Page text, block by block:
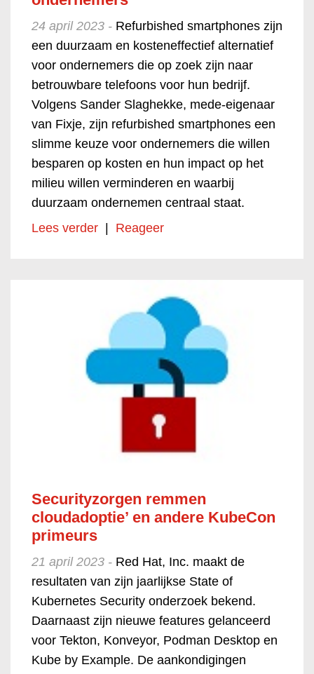
24 april 2023 - Refurbished smartphones zijn
een duurzaam en kosteneffectief alternatief
voor ondernemers die op zoek zijn naar
betrouwbare telefoons voor hun bedrijf.
Volgens Sander Slaghekke, mede-eigenaar
van Fixje, zijn refurbished smartphones een
slimme keuze voor ondernemers die willen
besparen op kosten en hun impact op het
milieu willen verminderen en waarbij
duurzaam ondernemen centraal staat.
Lees verder
Reageer
Securityzorgen remmen
cloudadoptie’ en andere KubeCon
primeurs
21 april 2023 - Red Hat, Inc. maakt de
resultaten van zijn jaarlijkse State of
Kubernetes Security onderzoek bekend.
Daarnaast zijn nieuwe features gelanceerd
voor Tekton, Konveyor, Podman Desktop en
Kube by Example. De aankondigingen